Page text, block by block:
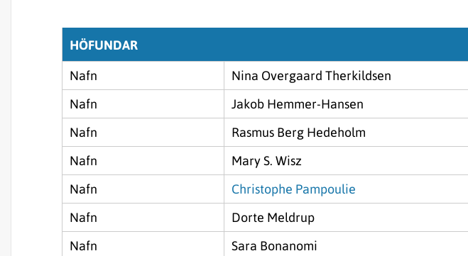
HÖFUNDAR
Nafn
Nina Overgaard Therkildsen
Nafn
Jakob Hemmer-Hansen
Nafn
Rasmus Berg Hedeholm
Nafn
Mary S. Wisz
Nafn
Christophe Pampoulie
Nafn
Dorte Meldrup
Nafn
Sara Bonanomi